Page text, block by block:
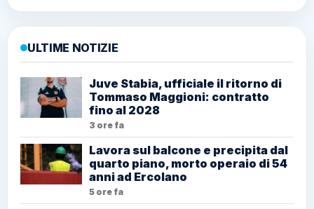
ULTIME NOTIZIE
Juve Stabia, ufficiale il ritorno di
Tommaso Maggioni: contratto
fino al 2028
3 ore fa
Lavora sul balcone e precipita dal
quarto piano, morto operaio di 54
anni ad Ercolano
5 ore fa